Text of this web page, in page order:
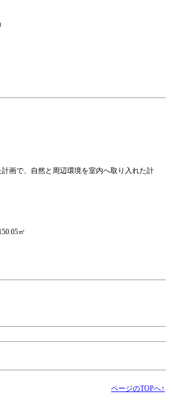
画で、自然と周辺環境を室内へ取り入れた計
㎡
ページのTOPへ↑